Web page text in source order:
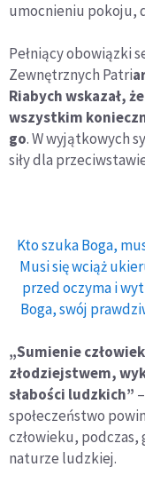
umocnieniu pokoju,
Pełniący obowiązki
Zewnętrznych Patri
Riabych wskazał,
wszystkim
go. W wyjątkowych
siły dla
Kto szuka Boga,
Musi się wciąż
przed oczyma i
Boga, swój
„Sumienie
złodziejstwem,
słabości ludzkich”
społeczeństwo
człowieku, podczas,
naturze ludzkiej.